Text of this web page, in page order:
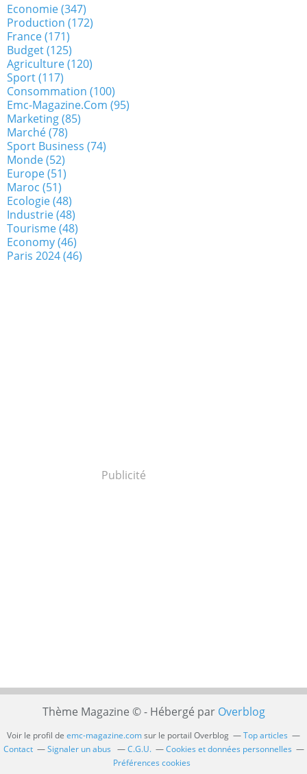
Economie(347)
Production (172)
France(171)
Budget(125)
Agriculture(120)
Sport(117)
Consommation (100)
Emc-Magazine.com (95)
Marketing(85)
Marché(78)
Sport Business (74)
Monde(52)
Europe(51)
Maroc (51)
Ecologie(48)
Industrie(48)
Tourisme(48)
Economy(46)
Paris 2024(46)
Publicité
Thème Magazine © - Hébergé par Overblog
Voir le profil de emc-magazine.comsur le portail Overblog
Top articles
Contact
Signaler un abus C.G.U.
Cookies et données personnelles
Préférences cookies